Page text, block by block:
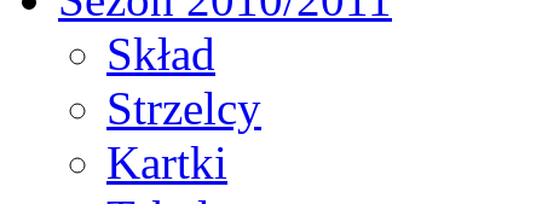
Skład
Strzelcy
Kartki